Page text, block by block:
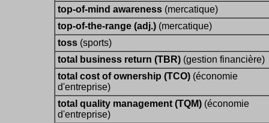
top-of-mind awareness (mercatique)
top-of-the-range (adj.) (mercatique)
toss (sports)
total business return (TBR) (gestion financière)
total cost of ownership (TCO) (économie
d'entreprise)
total quality management (TQM) (économie
d'entreprise)